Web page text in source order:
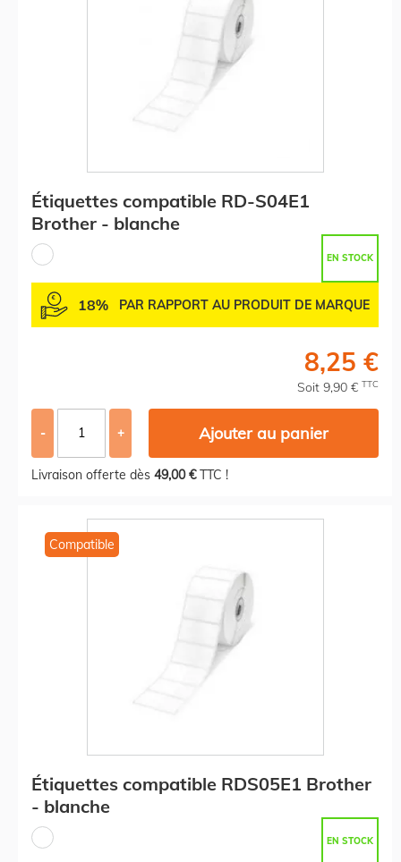
Étiquettes compatible RD-S04E1
Brother - blanche
EN STOCK
18% PAR RAPPORT AU PRODUIT DE MARQUE
8,25 €
Soit 9,90 € TTC
- + Ajouter au panier
Livraison offerte dès 49,00 €TTC !
Compatible
Étiquettes compatible RDS05E1 Brother
- blanche
EN STOCK